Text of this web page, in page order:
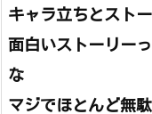
キャラ立ちとスト
面白いストーリー
な
マジでほとんど無